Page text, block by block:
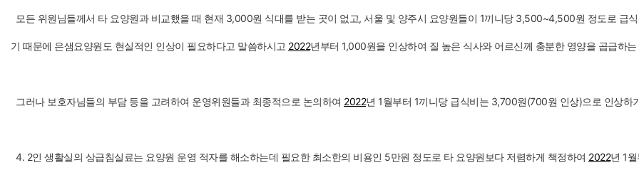
모든 위원님들께서 타 요양원과 비교했을 때 현재 3,000원 식대를 받는 곳이 없고, 서울 및 양주시 요양원들이 1끼니당 3,500~4,500원 정도로 급
기 때문에 은샘요양원도 현실적인 인상이 필요하다고 말씀하시고 2022년부터 1,000원을 인상하여 질 높은 식사와 어르신께 충분한 영양을 곱급하
그러나 보호자님들의 부담 등을 고려하여 운영위원들과 최종적으로 논의하여 2022년 1월부터 1끼니당 급식비는 3,700원(700원 인상)으로 인상
4. 2인 생활실의 상급침실료는 요양원 운영 적자를 해소하는데 필요한 최소한의 비용인 5만원 정도로 타 요양원보다 저렴하게 책정하여 2022년 1